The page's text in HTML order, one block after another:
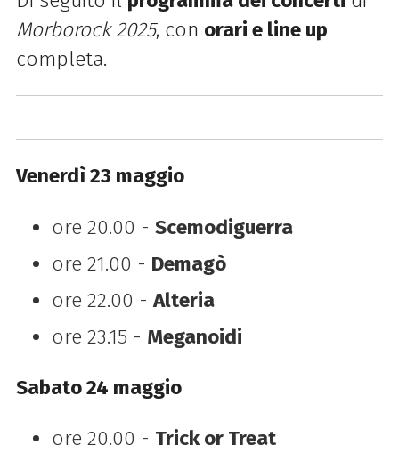
Morborock 2025, con orari e line up
completa.
Venerdì 23 maggio
ore 20.00 - Scemodiguerra
ore 21.00 - Demagò
ore 22.00 -Alteria
ore 23.15 - Meganoidi
Sabato 24 maggio
ore 20.00 - Trick or Treat